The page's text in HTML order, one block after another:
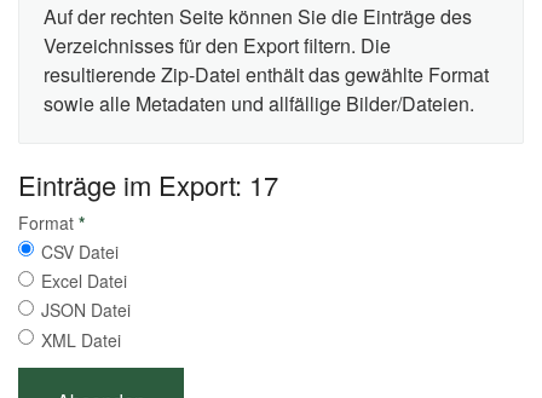
Auf der rechten Seite können Sie die Einträge des
Verzeichnisses für den Export filtern. Die
resultierende Zip-Datei enthält das gewählte Format
sowie alle Metadaten und allfällige Bilder/Dateien.
Einträge im Export: 17
Format *
CSV Datei
Excel Datei
JSON Datei
XML Datei